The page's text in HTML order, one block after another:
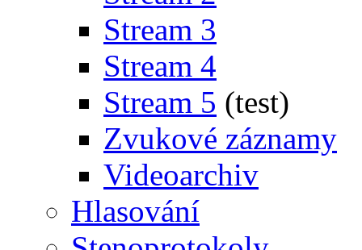
Stream 3
Stream 4
Stream 5 (test)
Zvukové záznamy
Videoarchiv
Hlasování